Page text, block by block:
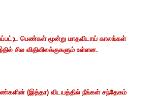
;ட பெண்கள் மூன்று மாதவிடாய் காலங்கள்
சில விதிவிலக்குகளும் உள்ளன.
(இத்தா) விடயத்தில் நீங்கள் சந்தேகம்